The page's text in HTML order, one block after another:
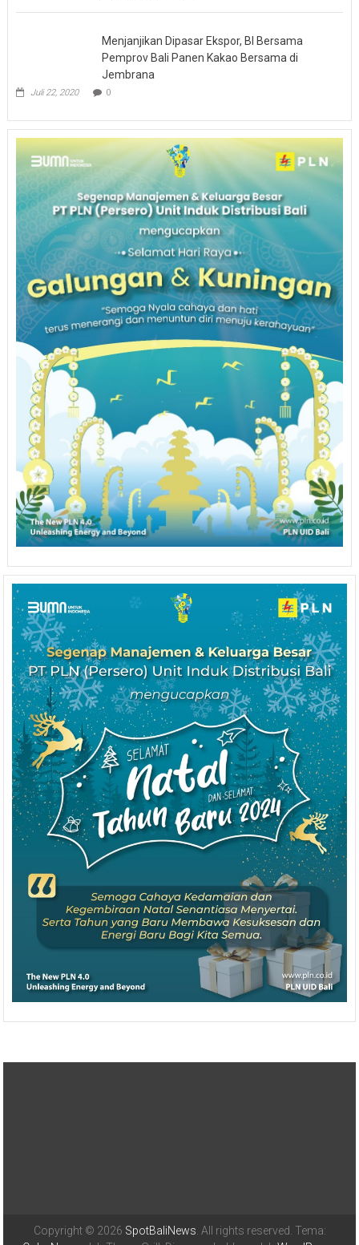
Menjanjikan Dipasar Ekspor, BI Bersama
Pemprov Bali Panen Kakao Bersama di
Jembrana
Juli 22, 2020 0
Copyright © 2026 SpotBaliNews . All rights reserved. Tema: